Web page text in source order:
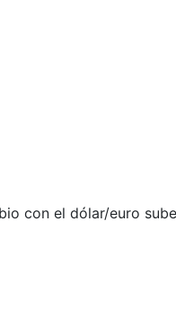
con el dólar/euro